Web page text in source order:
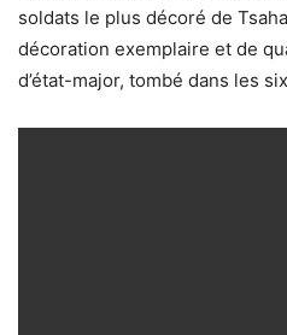
soldats le plus décoré de
décoration exemplaire et de
d’état-major, tombé dans les